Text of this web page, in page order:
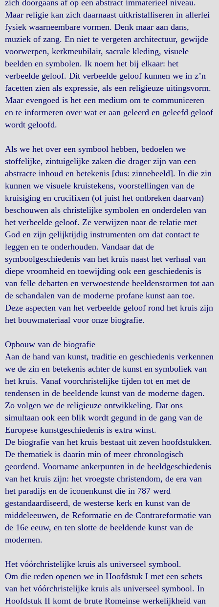
zich doorgaans af op een abstract immaterieel niveau.
Maar religie kan zich daarnaast uitkristalliseren in allerlei
fysiek waarneembare vormen. Denk maar aan dans,
muziek of zang. En niet te vergeten architectuur, gewijde
voorwerpen, kerkmeubilair, sacrale kleding, visuele
beelden en symbolen. Ik noem het bij elkaar: het
verbeelde geloof. Dit verbeelde geloof kunnen we in z’n
facetten zien als expressie, als een religieuze uitingsvorm.
Maar evengoed is het een medium om te communiceren
en te informeren over wat er aan geleerd en geleefd geloof
wordt geloofd.
Als we het over een symbool hebben, bedoelen we
stoffelijke, zintuigelijke zaken die drager zijn van een
abstracte inhoud en betekenis [dus: zinnebeeld]. In die zin
kunnen we visuele kruistekens, voorstellingen van de
kruisiging en crucifixen (of juist het ontbreken daarvan)
beschouwen als christelijke symbolen en onderdelen van
het verbeelde geloof. Ze verwijzen naar de relatie met
God en zijn gelijktijdig instrumenten om dat contact te
leggen en te onderhouden. Vandaar dat de
symboolgeschiedenis van het kruis naast het verhaal van
diepe vroomheid en toewijding ook een geschiedenis is
van felle debatten en verwoestende beeldenstormen tot aan
de schandalen van de moderne profane kunst aan toe.
Deze aspecten van het verbeelde geloof rond het kruis zijn
het bouwmateriaal voor onze biografie.
Opbouw van de biografie
Aan de hand van kunst, traditie en geschiedenis verkennen
we de zin en betekenis achter de kunst en symboliek van
het kruis. Vanaf voorchristelijke tijden tot en met de
tendensen in de beeldende kunst van de moderne dagen.
Zo volgen we de religieuze ontwikkeling. Dat ons
simultaan ook een blik wordt gegund in de gang van de
Europese kunstgeschiedenis is extra winst.
De biografie van het kruis bestaat uit zeven hoofdstukken.
De thematiek is daarin min of meer chronologisch
geordend. Voorname ankerpunten in de beeldgeschiedenis
van het kruis zijn: het vroegste christendom, de era van
het paradijs en de iconenkunst die in 787 werd
gestandaardiseerd, de westerse kerk en kunst van de
middeleeuwen, de Reformatie en de Contrareformatie van
de 16e eeuw, en ten slotte de beeldende kunst van de
modernen.
Het vóórchristelijke kruis als universeel symbool.
Om die reden openen we in Hoofdstuk I met een schets
van het vóórchristelijke kruis als universeel symbool. In
Hoofdstuk II komt de brute Romeinse werkelijkheid van